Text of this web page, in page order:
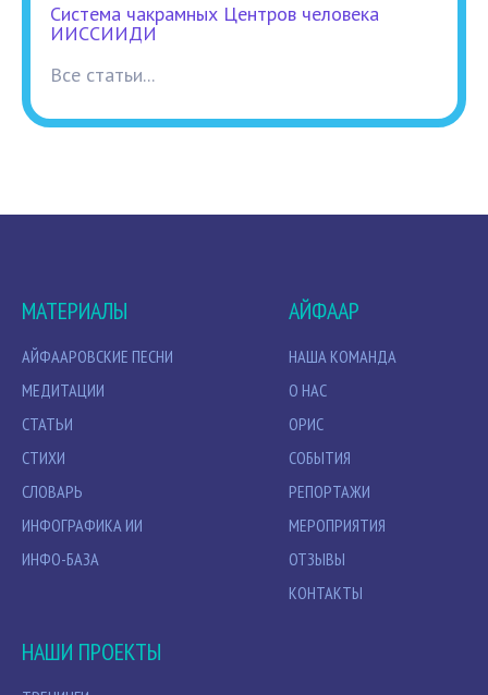
Система чакрамных Центров человека
ИИССИИДИ
Все статьи...
МАТЕРИАЛЫ
АЙФААРОВСКИЕ ПЕСНИ
МЕДИТАЦИИ
СТАТЬИ
СТИХИ
СЛОВАРЬ
ИНФОГРАФИКА ИИ
ИНФО-БАЗА
АЙФААР
НАША КОМАНДА
О НАС
ОРИС
СОБЫТИЯ
РЕПОРТАЖИ
МЕРОПРИЯТИЯ
ОТЗЫВЫ
КОНТАКТЫ
НАШИ ПРОЕКТЫ